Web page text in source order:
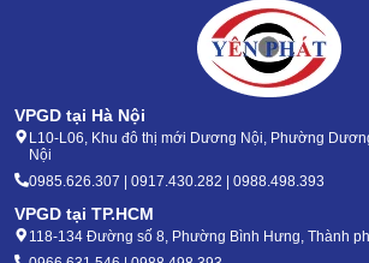
VPGD tại Hà Nội
L10-L06, Khu đô thị mới Dương Nội, Phường
Nội
0985.626.307 | 0917.430.282 | 0988.498.393
VPGD tại TP.HCM
118-134 Đường số 8, Phường Bình Hưng, Thành